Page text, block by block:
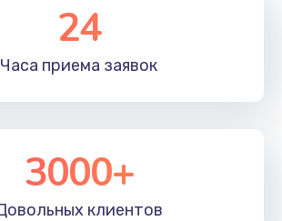
24
Часа приема заявок
3000+
клиентов